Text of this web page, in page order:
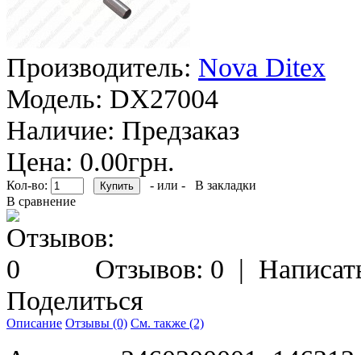
Производитель: Nova Ditex
Модель: DX27004
Наличие: Предзаказ
Цена: 0.00грн.
Кол-во: - или -
В закладки
В сравнение
Отзывов: 0 |
Поделиться
Описание Отзывы (0) См. также (2)